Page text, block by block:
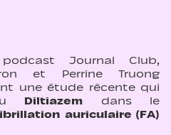
Journal Club,
et Perrine Truong
une étude récente qui
Diltiazem dans le
auriculaire (FA)